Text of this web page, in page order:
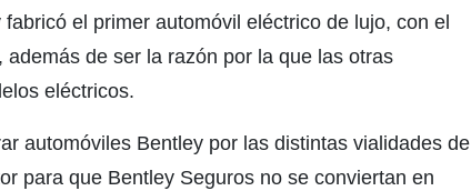
el primer automóvil eléctrico de lujo, con el
de ser la razón por la que las otras
eléctricos.
automóviles Bentley por las distintas vialidades de
para que Bentley Seguros no se conviertan en